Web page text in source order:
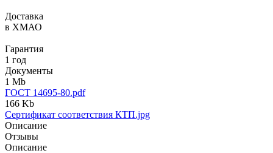
Доставка
в ХМАО
Гарантия
1 год
Документы
1 Mb
ГОСТ 14695-80.pdf
166 Kb
Сертификат соответствия КТП.jpg
Описание
Отзывы
Описание